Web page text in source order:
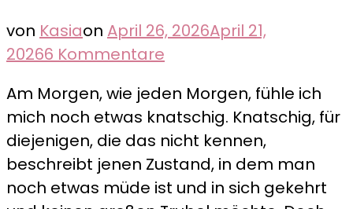
von Kasiaon April 26, 2026April 21,
20266 Kommentare
2.10
–
Mein
Geburtstag
in
Am Morgen, wie jeden Morgen, fühle ich
mich noch etwas knatschig. Knatschig, für
diejenigen, die das nicht kennen,
beschreibt jenen Zustand, in dem man
noch etwas müde ist und in sich gekehrt